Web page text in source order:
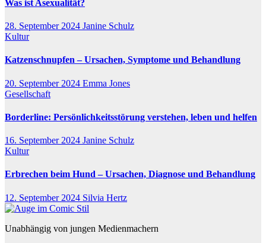
Was ist Asexualität?
28. September 2024 Janine Schulz
Kultur
Katzenschnupfen – Ursachen, Symptome und Behandlung
20. September 2024 Emma Jones
Gesellschaft
Borderline: Persönlichkeitsstörung verstehen, leben und helfen
16. September 2024 Janine Schulz
Kultur
Erbrechen beim Hund – Ursachen, Diagnose und Behandlung
12. September 2024 Silvia Hertz
Unabhängig von jungen Medienmachern